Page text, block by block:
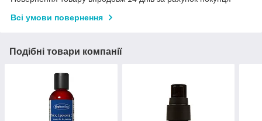
Всі умови повернення
Подібні товари компанії